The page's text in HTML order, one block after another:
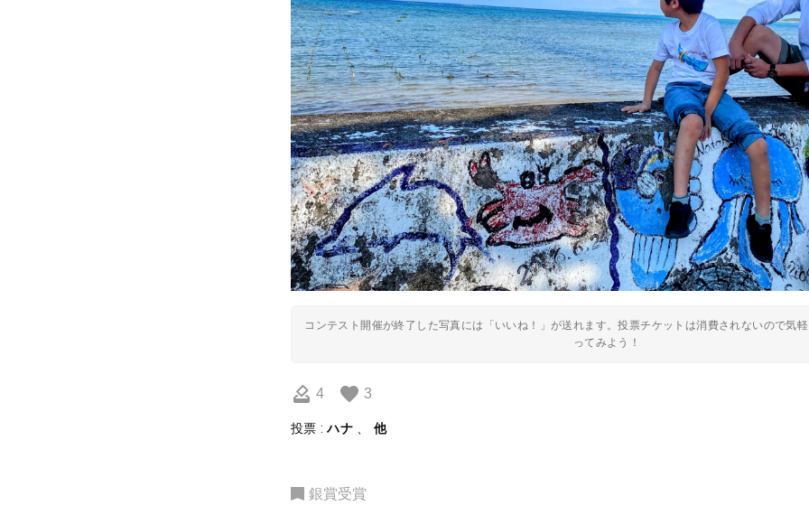
コンテスト開催が終了した写真には「いいね！」が送れます。投票チケットは消費されないので気
ってみよう！
4 3
投票 :ハナ、 他
銀賞受賞